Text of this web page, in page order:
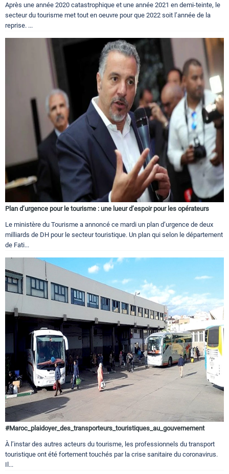
Après une année 2020 catastrophique et une année 2021 en demi-teinte, le
secteur du tourisme met tout en oeuvre pour que 2022 soit l’année de la
reprise. ...
Plan d’urgence pour le tourisme : une lueur d’espoir pour les opérateurs
Le ministère du Tourisme a annoncé ce mardi un plan d’urgence de deux
milliards de DH pour le secteur touristique. Un plan qui selon le département
de Fati...
#Maroc_plaidoyer_des_transporteurs_touristiques_au_gouvernement
À l’instar des autres acteurs du tourisme, les professionnels du transport
touristique ont été fortement touchés par la crise sanitaire du coronavirus.
Il...